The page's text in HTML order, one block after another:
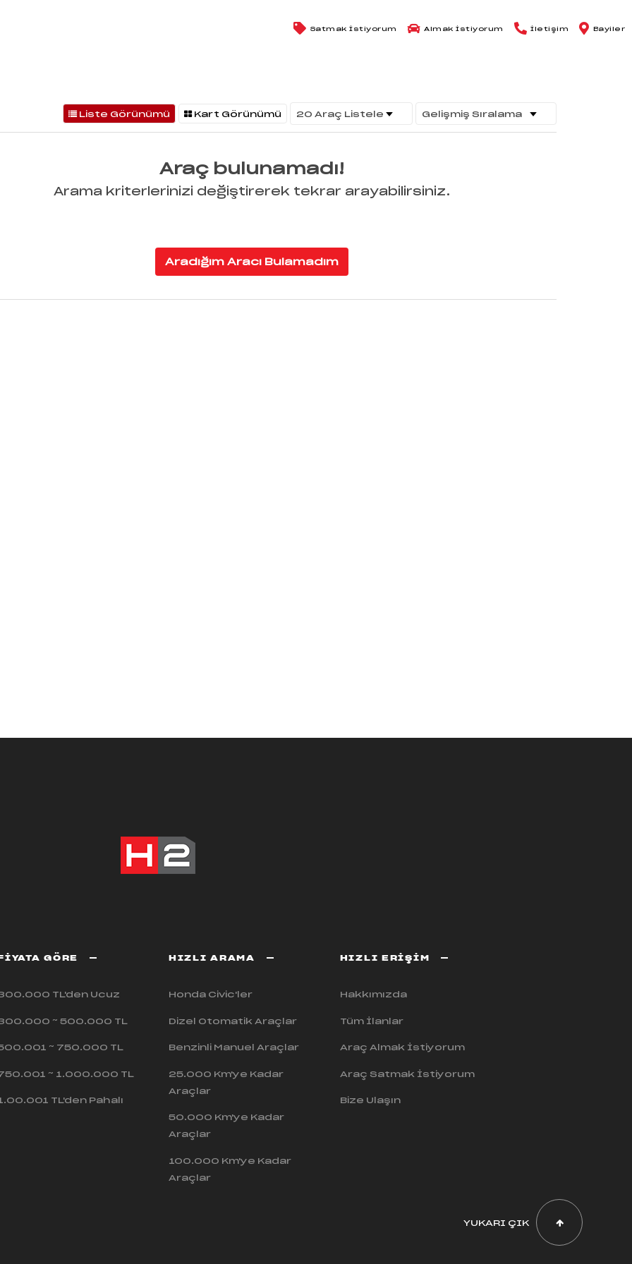
Satmak İstiyorum Almak İstiyorum İletişim Bayiler
Liste Görünümü Kart Görünümü
Araç bulunamadı!
Arama kriterlerinizi değiştirerek tekrar arayabilirsiniz.
Aradığım Aracı Bulamadım
GÖRE
TL'den Ucuz
~ 500.000 TL
~ 750.000 TL
~ 1.000.000 TL
TL'den Pahalı
HIZLI ARAMA
Honda Civic'ler
Dizel Otomatik Araçlar
Benzinli Manuel Araçlar
25.000 Km'ye Kadar
Araçlar
50.000 Km'ye Kadar
Araçlar
100.000 Km'ye Kadar
Araçlar
HIZLI ERİŞİM
Hakkımızda
Tüm İlanlar
Araç Almak İstiyorum
Araç Satmak İstiyorum
Bize Ulaşın
YUKARI ÇIK